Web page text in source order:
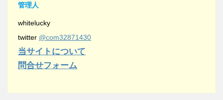
管理人
whitelucky
twitter @com32871430
当サイトについて
問合せフォーム